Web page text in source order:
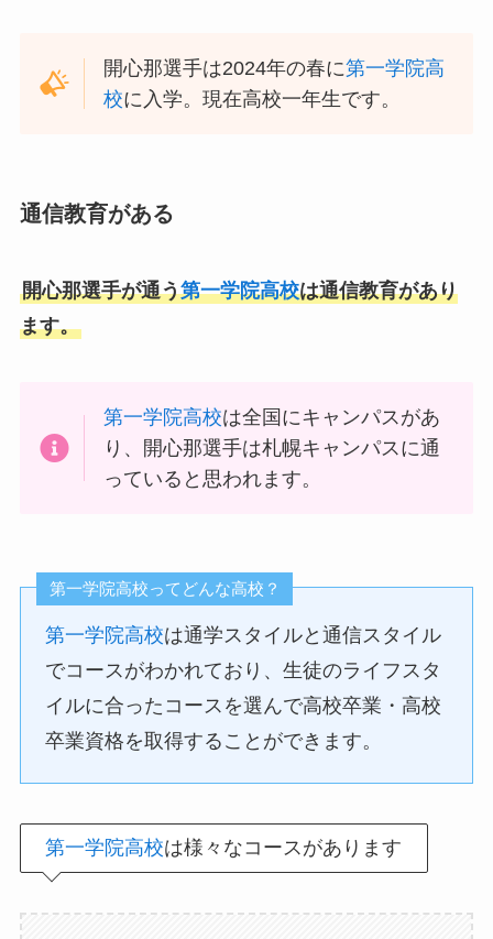
開心那選手は2024年の春に第一学院高
校に入学。現在高校一年生です。
通信教育がある
開心那選手が通う第一学院高校は通信教育があり
ます。
第一学院高校は全国にキャンパスがあ
り、開心那選手は札幌キャンパスに通
っていると思われます。
第一学院高校ってどんな高校？
第一学院高校は通学スタイルと通信スタイル
でコースがわかれており、生徒のライフスタ
イルに合ったコースを選んで高校卒業・高校
卒業資格を取得することができます。
第一学院高校は様々なコースがあります